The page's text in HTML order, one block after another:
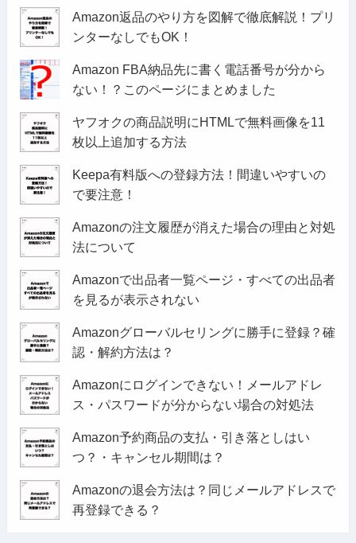
Amazon返品のやり方を図解で徹底解説！プリ
ンターなしでもOK！
Amazon FBA納品先に書く電話番号が分から
ない！？このページにまとめました
ヤフオクの商品説明にHTMLで無料画像を11
枚以上追加する方法
Keepa有料版への登録方法！間違いやすいの
で要注意！
Amazonの注文履歴が消えた場合の理由と対処
法について
Amazonで出品者一覧ページ・すべての出品者
を見るが表示されない
Amazonグローバルセリングに勝手に登録？確
認・解約方法は？
Amazonにログインできない！メールアドレ
ス・パスワードが分からない場合の対処法
Amazon予約商品の支払・引き落としはい
つ？・キャンセル期間は？
Amazonの退会方法は？同じメールアドレスで
再登録できる？